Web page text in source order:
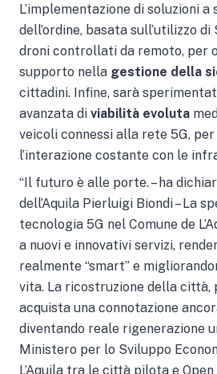
L’implementazione di soluzioni
dell’ordine, basata sull’utilizzo
droni controllati da remoto, per
supporto nella gestione della
cittadini. Infine, sarà
avanzata di viabilità evoluta
veicoli connessi alla rete 5G,
l’interazione costante con le
“Il futuro è alle porte. – ha
dell’Aquila Pierluigi Biondi – La
tecnologia 5G nel Comune de
a nuovi e innovativi servizi,
realmente “smart” e
vita. La ricostruzione della città,
acquista una connotazione
diventando reale rigenerazione
Ministero per lo Sviluppo
L’Aquila tra le città pilota e